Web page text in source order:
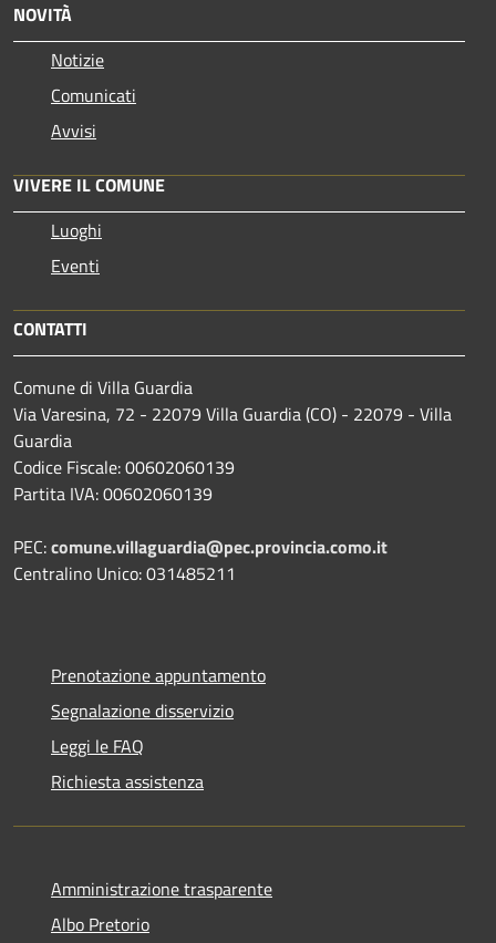
NOVITÀ
Notizie
Comunicati
Avvisi
VIVERE IL COMUNE
Luoghi
Eventi
CONTATTI
Comune di Villa Guardia
Via Varesina, 72 - 22079 Villa Guardia (CO) - 22079 - Villa
Guardia
Codice Fiscale: 00602060139
Partita IVA: 00602060139
PEC:comune.villaguardia@pec.provincia.como.it
Centralino Unico: 031485211
Prenotazione appuntamento
Segnalazione disservizio
Leggi le FAQ
Richiesta assistenza
Amministrazione trasparente
Albo Pretorio